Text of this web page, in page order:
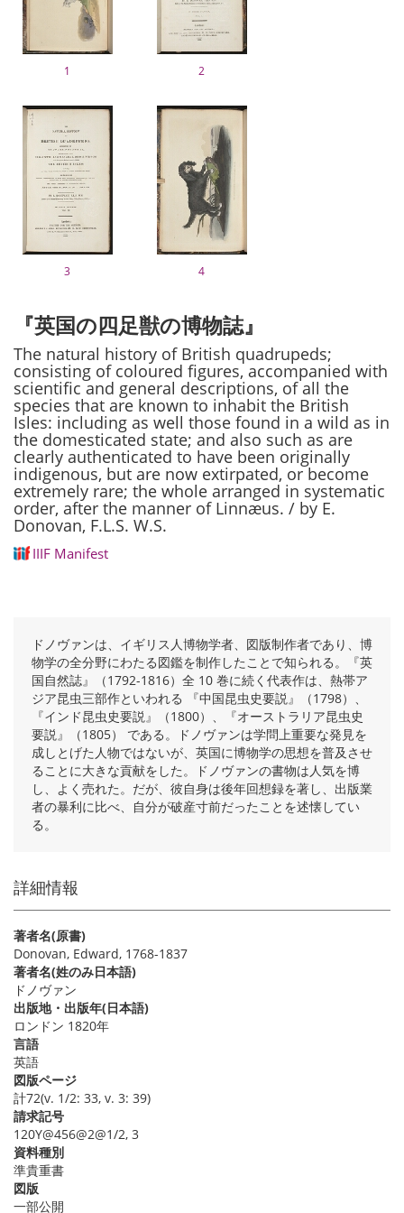
1 2
3 4
『英国の四足獣の博物誌』
The natural history of British quadrupeds;
consisting of coloured figures, accompanied with
scientific and general descriptions, of all the
species that are known to inhabit the British
Isles: including as well those found in a wild as in
the domesticated state; and also such as are
clearly authenticated to have been originally
indigenous, but are now extirpated, or become
extremely rare; the whole arranged in systematic
order, after the manner of Linnæus. / by E.
Donovan, F.L.S. W.S.
IIIF Manifest
ドノヴァンは、イギリス人博物学者、図版制作者であり、博
物学の全分野にわたる図鑑を制作したことで知られる。『英
国自然誌』（1792-1816）全 10 巻に続く代表作は、熱帯ア
ジア昆虫三部作といわれる 『中国昆虫史要説』（1798）、
『インド昆虫史要説』（1800）、『オーストラリア昆虫史
要説』（1805） である。ドノヴァンは学問上重要な発見を
成しとげた人物ではないが、英国に博物学の思想を普及させ
ることに大きな貢献をした。ドノヴァンの書物は人気を博
し、よく売れた。だが、彼自身は後年回想録を著し、出版業
者の暴利に比べ、自分が破産寸前だったことを述懐してい
る。
詳細情報
著者名(原書)
Donovan, Edward, 1768-1837
著者名(姓のみ日本語)
ドノヴァン
出版地・出版年(日本語)
ロンドン 1820年
言語
英語
図版ページ
計72(v. 1/2: 33, v. 3: 39)
請求記号
120Y@456@2@1/2, 3
資料種別
準貴重書
図版
一部公開